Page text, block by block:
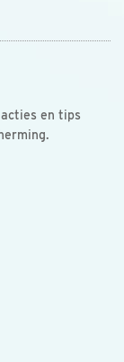
en tips